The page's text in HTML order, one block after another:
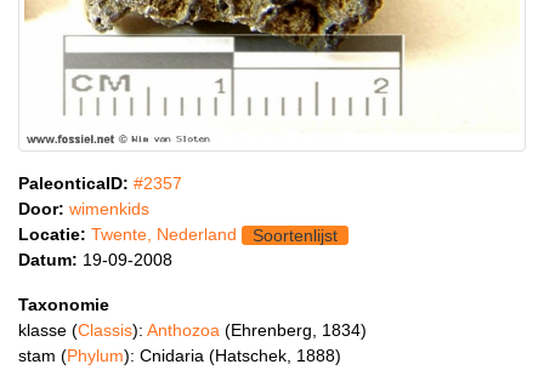
PaleonticaID: #2357
Door: wimenkids
Locatie: Twente, Nederland
Soortenlijst
Datum: 19-09-2008
Taxonomie
klasse (Classis): Anthozoa (Ehrenberg, 1834)
stam (Phylum): Cnidaria (Hatschek, 1888)